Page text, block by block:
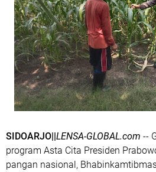
SIDOARJO||LENSA-GLOBAL.com --
program Asta Cita Presiden
pangan nasional,